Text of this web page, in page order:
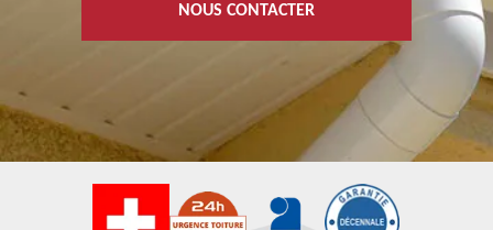
NOUS CONTACTER